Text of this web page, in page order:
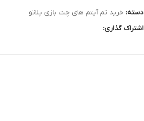
دسته: خرید تم آیتم های چت بازی پلاتو
اشتراک گذاری: